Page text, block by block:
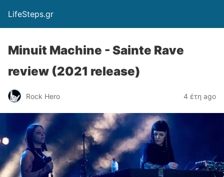
LifeSteps.gr
Minuit Machine - Sainte Rave
review (2021 release)
Rock Hero 4 έτη ago